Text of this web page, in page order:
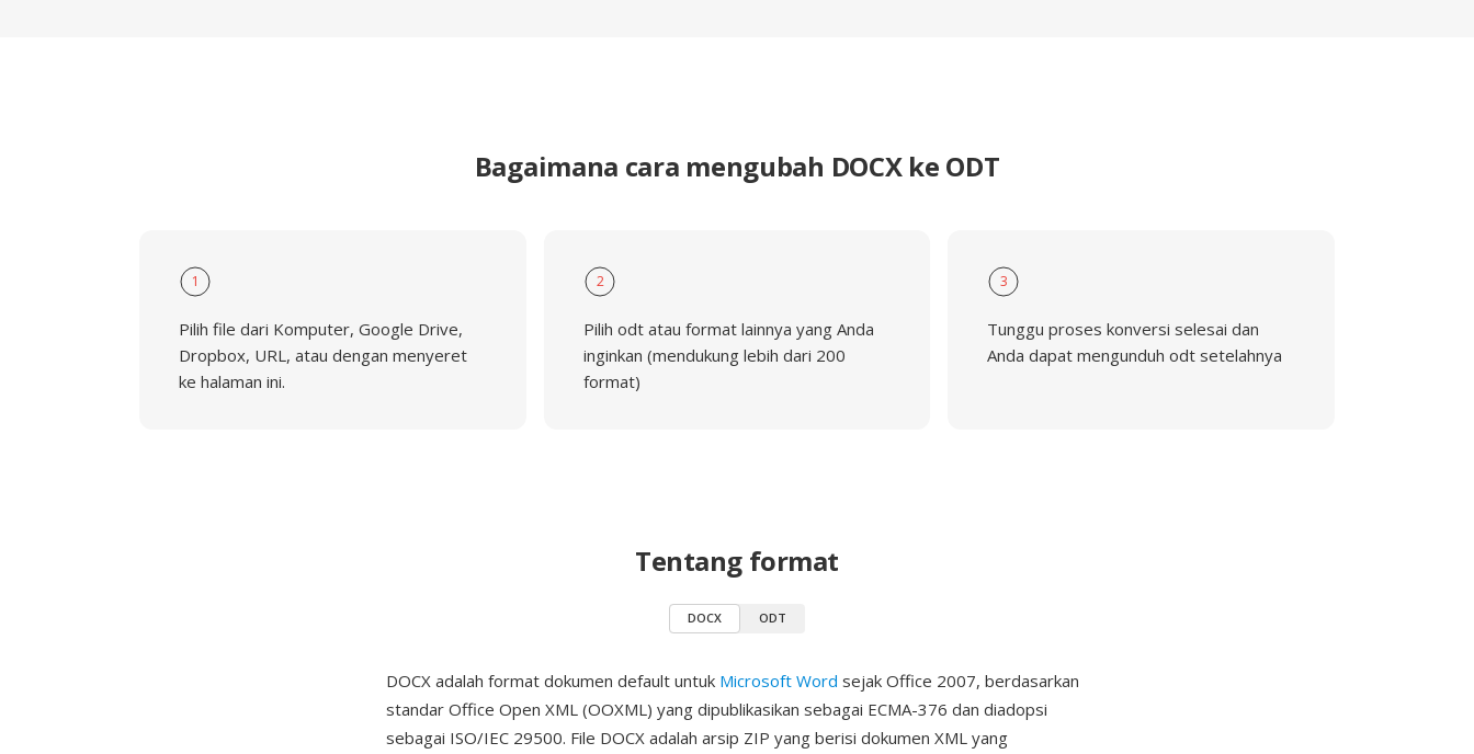
Bagaimana cara mengubah DOCX ke ODT
1
Pilih file dari Komputer, Google Drive,
Dropbox, URL, atau dengan menyeret
ke halaman ini.
2
Pilih odt atau format lainnya yang Anda
inginkan (mendukung lebih dari 200
format)
3
Tunggu proses konversi selesai dan
Anda dapat mengunduh odt setelahnya
Tentang format
DOCX ODT
DOCX adalah format dokumen default untuk Microsoft Word sejak Office 2007, berdasarkan
standar Office Open XML (OOXML) yang dipublikasikan sebagai ECMA-376 dan diadopsi
sebagai ISO/IEC 29500. File DOCX adalah arsip ZIP yang berisi dokumen XML yang